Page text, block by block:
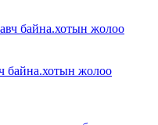
байна.хотын жолоо